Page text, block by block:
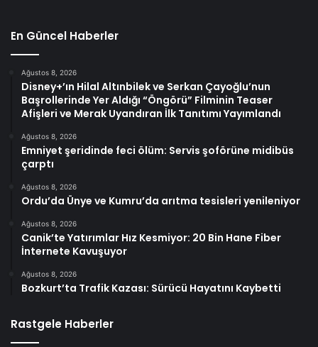
En Güncel Haberler
Ağustos 8, 2026
Disney+’ın Hilal Altınbilek ve Serkan Çayoğlu’nun
Başrollerinde Yer Aldığı “Öngörü” Filminin Teaser
Afişleri ve Merak Uyandıran İlk Tanıtımı Yayımlandı
Ağustos 8, 2026
Emniyet şeridinde feci ölüm: Servis şoförüne midibüs
çarptı
Ağustos 8, 2026
Ordu’da Ünye ve Kumru’da arıtma tesisleri yenileniyor
Ağustos 8, 2026
Canik’te Yatırımlar Hız Kesmiyor: 20 Bin Hane Fiber
İnternete Kavuşuyor
Ağustos 8, 2026
Bozkurt’ta Trafik Kazası: Sürücü Hayatını Kaybetti
Rastgele Haberler